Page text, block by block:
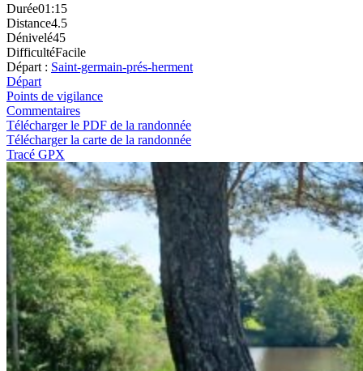
Durée01:15
Distance4.5
Dénivelé45
DifficultéFacile
Départ : Saint-germain-prés-herment
Départ
Points de vigilance
Commentaires
Télécharger le PDF de la randonnée
Télécharger la carte de la randonnée
Tracé GPX